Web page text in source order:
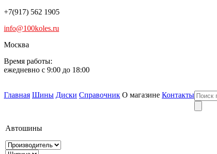
+7(917) 562 1905
info@100koles.ru
Москва
Время работы:
ежедневно с 9:00 до 18:00
Главная Шины Диски Справочник О магазине Контакты
Автошины